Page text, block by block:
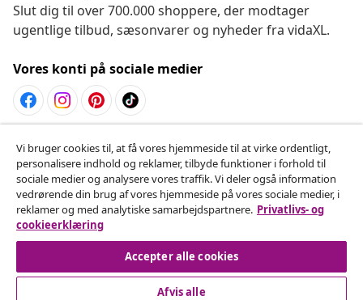
Slut dig til over 700.000 shoppere, der modtager
ugentlige tilbud, sæsonvarer og nyheder fra vidaXL.
Vores konti på sociale medier
Fortryd køb
Indsend en anmodning om at fortryde din ordre.
Fortryd køb
Kundeservice
Vi bruger cookies til, at få vores hjemmeside til at virke ordentligt,
personalisere indhold og reklamer, tilbyde funktioner i forhold til
sociale medier og analysere vores traffik. Vi deler også information
vedrørende din brug af vores hjemmeside på vores sociale medier, i
reklamer og med analytiske samarbejdspartnere. Privatlivs- og
cookieerklæring
Accepter alle cookies
Afvis alle